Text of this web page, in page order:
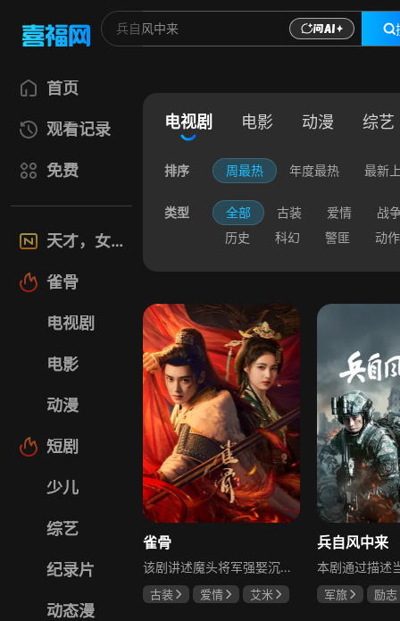
首页
观看记录
免费
天才，女友
雀骨
电视剧
电影
动漫
短剧
少儿
综艺
纪录片
动态漫
电视剧 电影 动漫 综艺
排序 周最热 年度最热 最新
类型 全部 古装 爱情
战
历史
科幻 警匪 动作
雀骨
该剧讲述魔头将军强娶沉迷机关术的财迷假千金，两人从契约夫妻起步，在生死局中互扒马甲，爱意与杀意交织共生。过程中他们揭露朝堂阴谋，破解生死乱局，最终共同守护家国太平，融合了权谋、爱情、冒险等多重元素，情节跌宕起伏。
古装 爱情
艾米
兵自风中来
军旅
励志